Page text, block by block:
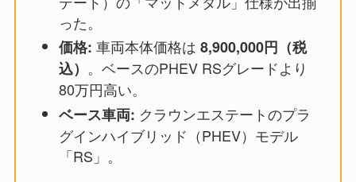
った。
価格: 車両本体価格は 8,900,000円（税
込） 。ベースのPHEV RSグレードより
80万円高い。
ベース車両: クラウンエステートのプラ
グインハイブリッド（PHEV）モデル
「RS」。